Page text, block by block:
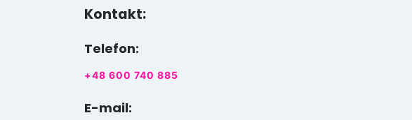
Kontakt:
Telefon:
+48 600 740 885
E-mail: